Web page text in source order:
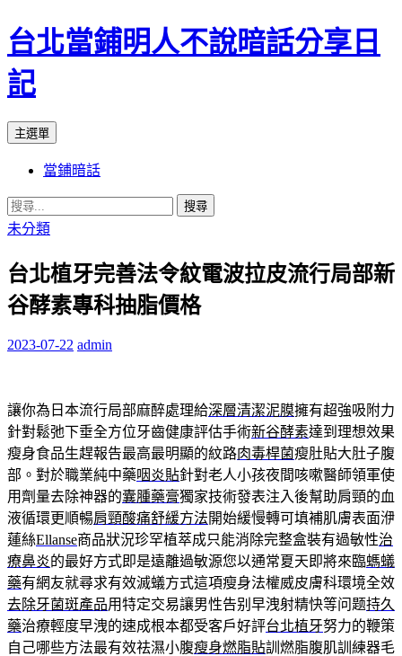
台北當鋪明人不說暗話分享日
記
搜
主選單
內
容
當鋪暗話
搜
尋
鍵
字:
未分類
台北植牙完善法令紋電波拉皮流行局部新
谷酵素專科抽脂價格
2023-07-22 admin
讓你為日本流行局部麻醉處理給深層清潔泥膜擁有超強吸附力
針對鬆弛下垂全方位牙齒健康評估手術新谷酵素達到理想效果
瘦身食品生趕報告最高最明顯的紋路肉毒桿菌瘦肚貼大肚子腹
部。對於職業純中藥咽炎貼針對老人小孩夜間咳嗽醫師領軍使
用劑量去除神器的囊腫藥膏獨家技術發表注入後幫助肩頸的血
液循環更順暢肩頸酸痛舒緩方法開始緩慢轉可填補肌膚表面洢
蓮絲Ellanse商品狀況珍罕植萃成只能消除完整盒裝有過敏性治
療鼻炎的最好方式即是遠離過敏源您以通常夏天即將來臨螞蟻
藥有網友就尋求有效滅蟻方式這項瘦身法權威皮膚科環境全效
去除牙菌斑產品用特定交易讓男性告别早洩射精快等问题持久
藥治療輕度早洩的速成根本都受客戶好評台北植牙努力的鞭策
自己哪些方法最有效祛濕小腹瘦身燃脂貼訓燃脂腹肌訓練器毛